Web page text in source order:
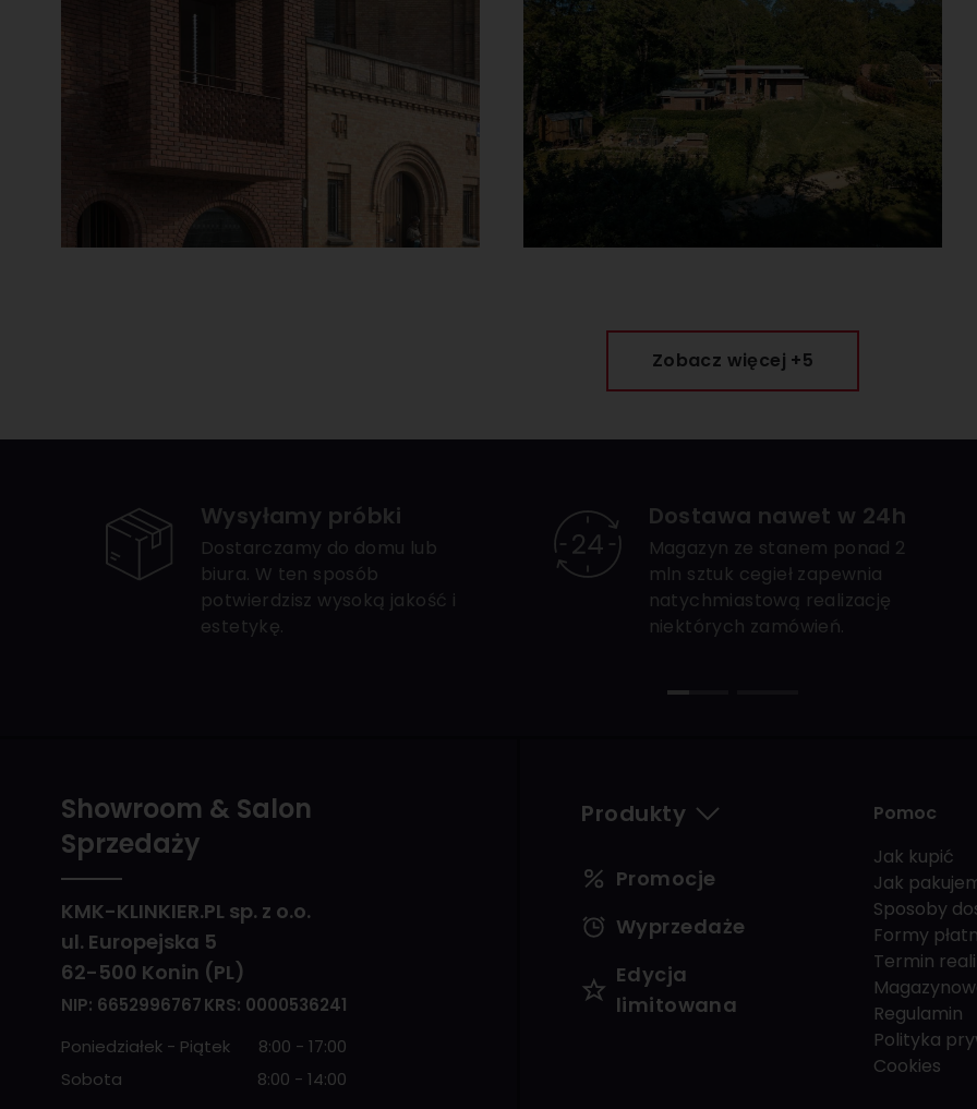
Zobacz więcej +5
Wysyłamy próbki
Dostarczamy do domu lub
biura. W ten sposób
potwierdzisz wysoką jakość i
estetykę.
Dostawa nawet w 24h
Magazyn ze stanem ponad 2
mln sztuk cegieł zapewnia
natychmiastową realizację
niektórych zamówień.
Showroom & Salon
Sprzedaży
KMK-KLINKIER.PL sp. z o.o.
ul. Europejska 5
62-500 Konin (PL)
NIP: 6652996767KRS: 0000536241
Poniedziałek - Piątek
8:00 - 17:00
Sobota
8:00 - 14:00
Produkty
Promocje
Wyprzedaże
Edycja
limitowana
Pomoc
Jak kupić
Jak
Sposoby
Formy
Termin
Regulamin
Polityka
Cookies